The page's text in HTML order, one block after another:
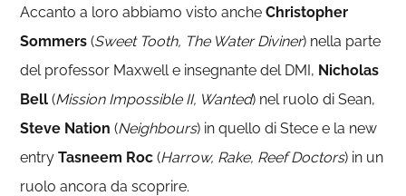
Accanto a loro abbiamo visto ancheChristopher
Sommers (Sweet Tooth, The Water Diviner) nella parte
del professor Maxwell e insegnante del DMI, Nicholas
Bell (Mission Impossible II, Wanted) nel ruolo di Sean,
Steve Nation (Neighbours) in quello di Stece e la new
entryTasneem Roc (Harrow, Rake, Reef Doctors) in un
ruolo ancora da scoprire.